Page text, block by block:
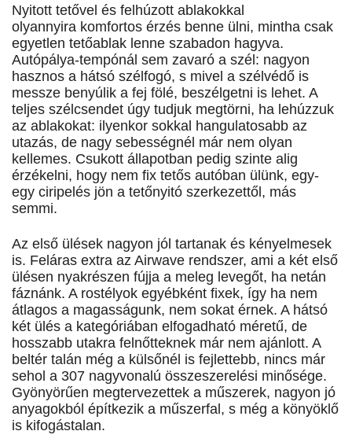
Nyitott tetővel és felhúzott ablakokkal
olyannyira komfortos érzés benne ülni, mintha csak
egyetlen tetőablak lenne szabadon hagyva.
Autópálya-tempónál sem zavaró a szél: nagyon
hasznos a hátsó szélfogó, s mivel a szélvédő is
messze benyúlik a fej fölé, beszélgetni is lehet. A
teljes szélcsendet úgy tudjuk megtörni, ha lehúzzuk
az ablakokat: ilyenkor sokkal hangulatosabb az
utazás, de nagy sebességnél már nem olyan
kellemes. Csukott állapotban pedig szinte alig
érzékelni, hogy nem fix tetős autóban ülünk, egy-
egy ciripelés jön a tetőnyitó szerkezettől, más
semmi.
Az első ülések nagyon jól tartanak és kényelmesek
is. Feláras extra az Airwave rendszer, ami a két első
ülésen nyakrészen fújja a meleg levegőt, ha netán
fáznánk. A rostélyok egyébként fixek, így ha nem
átlagos a magasságunk, nem sokat érnek. A hátsó
két ülés a kategóriában elfogadható méretű, de
hosszabb utakra felnőtteknek már nem ajánlott. A
beltér talán még a külsőnél is fejlettebb, nincs már
sehol a 307 nagyvonalú összeszerelési minősége.
Gyönyörűen megtervezettek a műszerek, nagyon jó
anyagokból építkezik a műszerfal, s még a könyöklő
is kifogástalan.